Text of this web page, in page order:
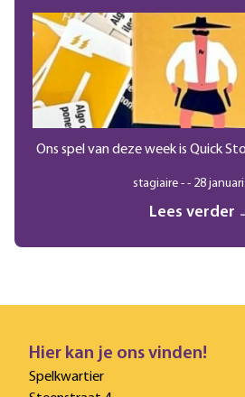
Ons spel van deze week is Quick
stagiaire - - 28
Lees verder
Hier kan je ons vinden!
Spelkwartier